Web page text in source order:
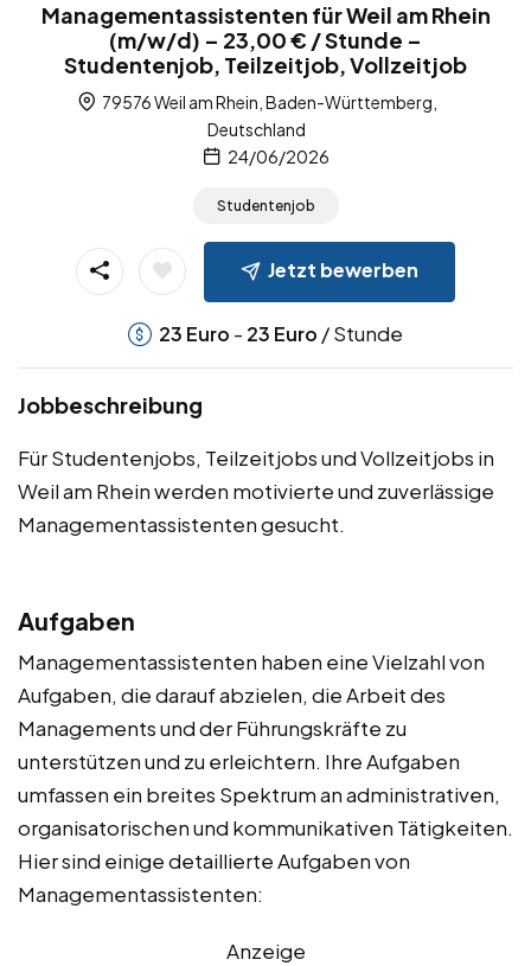
Managementassistenten für Weil am Rhein
(m/w/d) – 23,00 € / Stunde –
Studentenjob, Teilzeitjob, Vollzeitjob
79576 Weil am Rhein, Baden-Württemberg,
Deutschland
24/06/2026
Studentenjob
Jetzt bewerben
23 Euro - 23 Euro / Stunde
Jobbeschreibung
Für Studentenjobs, Teilzeitjobs und Vollzeitjobs in
Weil am Rhein werden motivierte und zuverlässige
Managementassistenten gesucht.
Aufgaben
Managementassistenten haben eine Vielzahl von
Aufgaben, die darauf abzielen, die Arbeit des
Managements und der Führungskräfte zu
unterstützen und zu erleichtern. Ihre Aufgaben
umfassen ein breites Spektrum an administrativen,
organisatorischen und kommunikativen Tätigkeiten.
Hier sind einige detaillierte Aufgaben von
Managementassistenten:
Anzeige